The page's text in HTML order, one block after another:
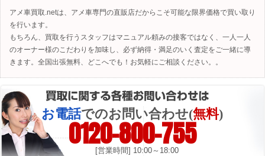
アメ車買取.netは、アメ車専門の直販店だからこそ可能な限界価格で買い取り
を行います。
もちろん、買取を行うスタッフはマニュアル頼みの接客ではなく、一人一人
のオーナー様のこだわりを加味し、必ず納得・満足のいく査定をご一緒に導
きます。全国出張無料、どこへでも！お気軽にご相談ください。。
お電話でのお問い合わせ(無料)
0120-800-755
[営業時間] 10:00～18:00